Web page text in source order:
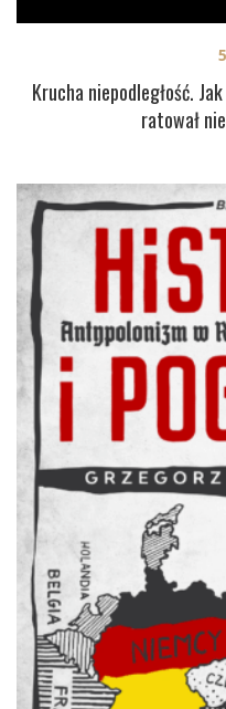
Krucha niepodległość.
ratował